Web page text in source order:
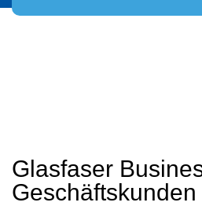
Glasfaser
Geschäftskunden